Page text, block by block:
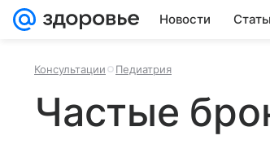
Новости
Консультации Педиатрия
Частые